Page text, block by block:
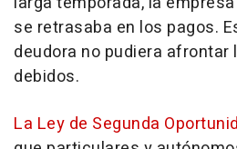
se retrasaba en los pagos.
deudora no pudiera afrontar
debidos.
La Ley de Segunda